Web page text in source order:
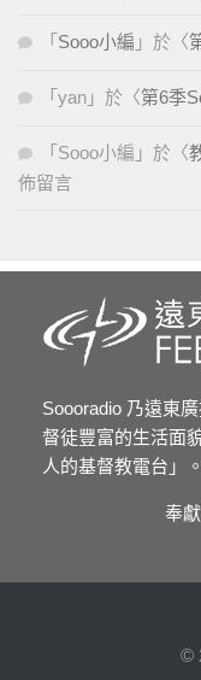
「 Sooo小編 」於〈
「 yan 」於〈第6季
「 Sooo小編 」於〈
佈留言
Soooradio 乃遠東
督徒豐富的生活面
人的基督教電台」。
奉
©